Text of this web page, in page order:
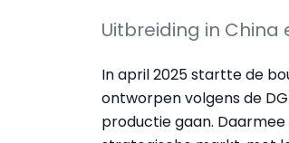
Uitbreiding in China
In april 2025 startte de
ontworpen volgens de
productie gaan.